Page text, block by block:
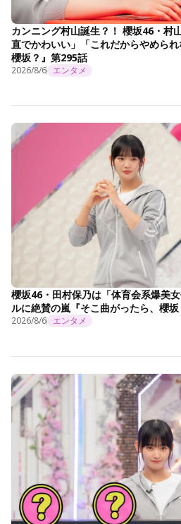
カンニング村山誕生？！ 櫻坂46・村
直でかわいい」「これだからやめられ
櫻坂？』第295話
2026/8/6 エンタメ
櫻坂46・田村保乃は「体育会系爆美
ルに絶賛の嵐『そこ曲がったら、櫻
2026/8/6 エンタメ